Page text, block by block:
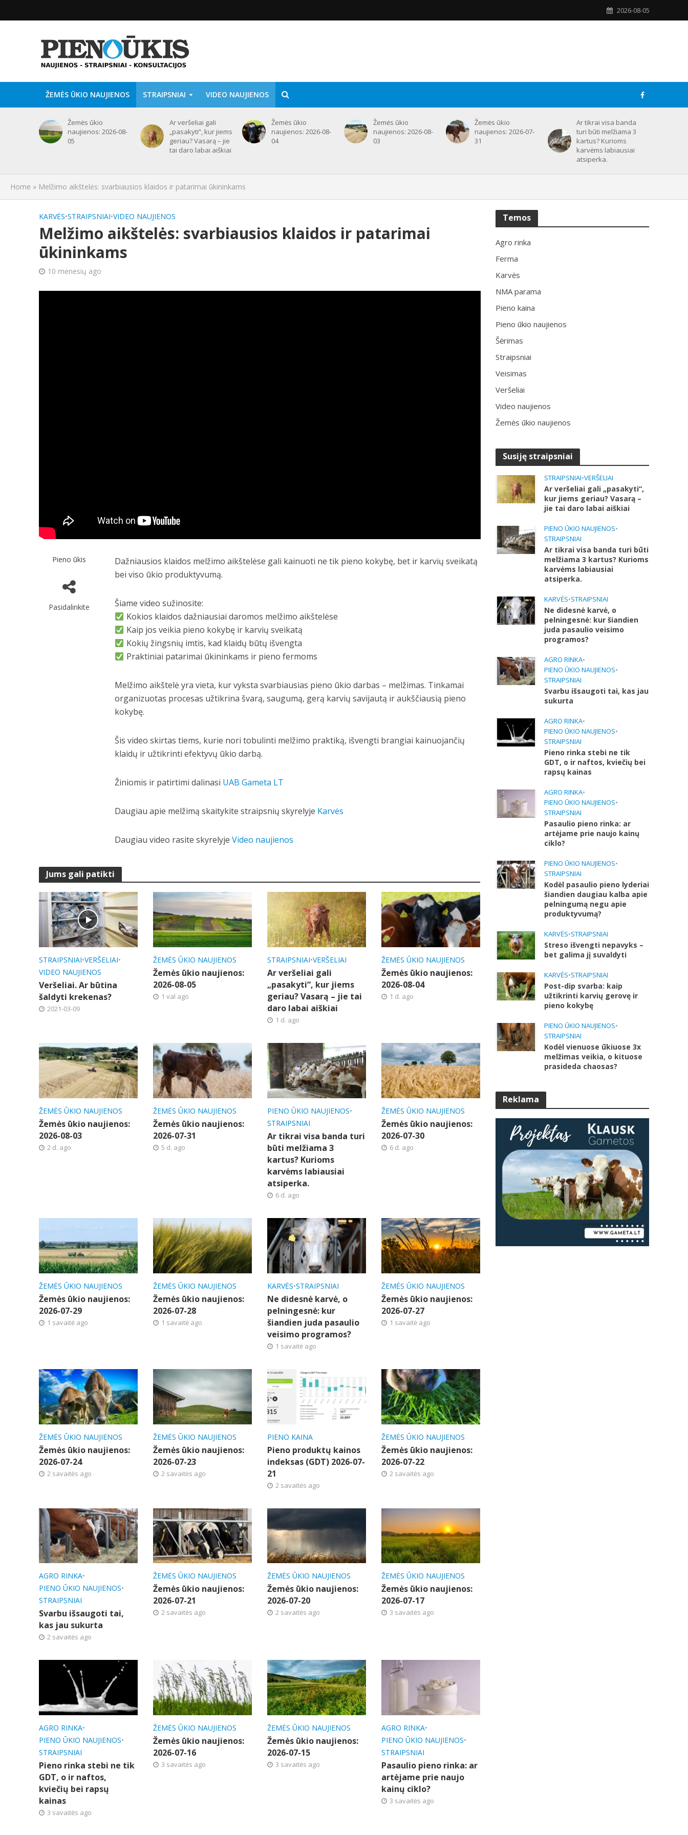
2026-08-05
ŽEMĖS ŪKIO NAUJIENOS STRAIPSNIAI VIDEO NAUJIENOS
Žemės ūkio
naujienos: 2026-08-
05
Ar veršeliai gali
„pasakyti“, kur jiems
geriau? Vasarą – jie
tai daro labai aiškiai
Žemės ūkio
naujienos: 2026-08-
04
Žemės ūkio
naujienos: 2026-08-
03
Žemės ūkio
naujienos: 2026-07-
31
Ar tikrai visa banda
turi būti melžiama 3
kartus? Kurioms
karvėms labiausiai
atsiperka.
Home » Melžimo aikštelės: svarbiausios klaidos ir patarimai ūkininkams
KARVĖS•STRAIPSNIAI•VIDEO NAUJIENOS
Melžimo aikštelės: svarbiausios klaidos ir patarimai
ūkininkams
10 mėnesių ago
Pieno ūkis
Pasidalinkite
Dažniausios klaidos melžimo aikštelėse gali kainuoti ne tik pieno kokybę, bet ir karvių sveikatą
bei viso ūkio produktyvumą.
Šiame video sužinosite:
Kokios klaidos dažniausiai daromos melžimo aikštelėse
Kaip jos veikia pieno kokybę ir karvių sveikatą
Kokių žingsnių imtis, kad klaidų būtų išvengta
Praktiniai patarimai ūkininkams ir pieno fermoms
Melžimo aikštelė yra vieta, kur vyksta svarbiausias pieno ūkio darbas – melžimas. Tinkamai
organizuotas procesas užtikrina švarą, saugumą, gerą karvių savijautą ir aukščiausią pieno
kokybę.
Šis video skirtas tiems, kurie nori tobulinti melžimo praktiką, išvengti brangiai kainuojančių
klaidų ir užtikrinti efektyvų ūkio darbą.
Žiniomis ir patirtimi dalinasi UAB Gameta LT
Daugiau apie melžimą skaitykite straipsnių skyrelyje Karvės
Daugiau video rasite skyrelyjeVideo naujienos
Jums gali patikti
STRAIPSNIAI•VERŠELIAI•
VIDEO NAUJIENOS
Veršeliai. Ar būtina
šaldyti krekenas?
2021-03-09
ŽEMĖS ŪKIO NAUJIENOS
Žemės ūkio naujienos:
2026-08-05
1 val ago
STRAIPSNIAI•VERŠELIAI
Ar veršeliai gali
„pasakyti“, kur jiems
geriau? Vasarą – jie tai
daro labai aiškiai
1 d. ago
ŽEMĖS ŪKIO NAUJIENOS
Žemės ūkio naujienos:
2026-08-04
1 d. ago
ŽEMĖS ŪKIO NAUJIENOS
Žemės ūkio naujienos:
2026-08-03
2 d. ago
ŽEMĖS ŪKIO NAUJIENOS
Žemės ūkio naujienos:
2026-07-31
5 d. ago
PIENO ŪKIO NAUJIENOS•
STRAIPSNIAI
Ar tikrai visa banda turi
būti melžiama 3
kartus? Kurioms
karvėms labiausiai
atsiperka.
6 d. ago
ŽEMĖS ŪKIO NAUJIENOS
Žemės ūkio naujienos:
2026-07-30
6 d. ago
ŽEMĖS ŪKIO NAUJIENOS
Žemės ūkio naujienos:
2026-07-29
1 savaitė ago
ŽEMĖS ŪKIO NAUJIENOS
Žemės ūkio naujienos:
2026-07-28
1 savaitė ago
KARVĖS•STRAIPSNIAI
Ne didesnė karvė, o
pelningesnė: kur
šiandien juda pasaulio
veisimo programos?
1 savaitė ago
ŽEMĖS ŪKIO NAUJIENOS
Žemės ūkio naujienos:
2026-07-27
1 savaitė ago
ŽEMĖS ŪKIO NAUJIENOS
Žemės ūkio naujienos:
2026-07-24
2 savaitės ago
ŽEMĖS ŪKIO NAUJIENOS
Žemės ūkio naujienos:
2026-07-23
2 savaitės ago
PIENO KAINA
Pieno produktų kainos
indeksas (GDT) 2026-07-
21
2 savaitės ago
ŽEMĖS ŪKIO NAUJIENOS
Žemės ūkio naujienos:
2026-07-22
2 savaitės ago
AGRO RINKA•
PIENO ŪKIO NAUJIENOS•
STRAIPSNIAI
Svarbu išsaugoti tai,
kas jau sukurta
2 savaitės ago
ŽEMĖS ŪKIO NAUJIENOS
Žemės ūkio naujienos:
2026-07-21
2 savaitės ago
ŽEMĖS ŪKIO NAUJIENOS
Žemės ūkio naujienos:
2026-07-20
2 savaitės ago
ŽEMĖS ŪKIO NAUJIENOS
Žemės ūkio naujienos:
2026-07-17
3 savaitės ago
AGRO RINKA•
PIENO ŪKIO NAUJIENOS•
STRAIPSNIAI
Pieno rinka stebi ne tik
GDT, o ir naftos,
kviečių bei rapsų
kainas
3 savaitės ago
ŽEMĖS ŪKIO NAUJIENOS
Žemės ūkio naujienos:
2026-07-16
3 savaitės ago
ŽEMĖS ŪKIO NAUJIENOS
Žemės ūkio naujienos:
2026-07-15
3 savaitės ago
AGRO RINKA•
PIENO ŪKIO NAUJIENOS•
STRAIPSNIAI
Pasaulio pieno rinka: ar
artėjame prie naujo
kainų ciklo?
3 savaitės ago
Temos
Agro rinka
Ferma
Karvės
NMA parama
Pieno kaina
Pieno ūkio naujienos
Šėrimas
Straipsniai
Veisimas
Veršeliai
Video naujienos
Žemės ūkio naujienos
Susiję straipsniai
STRAIPSNIAI•VERŠELIAI
Ar veršeliai gali „pasakyti“,
kur jiems geriau? Vasarą –
jie tai daro labai aiškiai
PIENO ŪKIO NAUJIENOS•
STRAIPSNIAI
Ar tikrai visa banda turi būti
melžiama 3 kartus? Kurioms
karvėms labiausiai
atsiperka.
KARVĖS•STRAIPSNIAI
Ne didesnė karvė, o
pelningesnė: kur šiandien
juda pasaulio veisimo
programos?
AGRO RINKA•
PIENO ŪKIO NAUJIENOS•
STRAIPSNIAI
Svarbu išsaugoti tai, kas jau
sukurta
AGRO RINKA•
PIENO ŪKIO NAUJIENOS•
STRAIPSNIAI
Pieno rinka stebi ne tik
GDT, o ir naftos, kviečių bei
rapsų kainas
AGRO RINKA•
PIENO ŪKIO NAUJIENOS•
STRAIPSNIAI
Pasaulio pieno rinka: ar
artėjame prie naujo kainų
ciklo?
PIENO ŪKIO NAUJIENOS•
STRAIPSNIAI
Kodėl pasaulio pieno lyderiai
šiandien daugiau kalba apie
pelningumą negu apie
produktyvumą?
KARVĖS•STRAIPSNIAI
Streso išvengti nepavyks –
bet galima jį suvaldyti
KARVĖS•STRAIPSNIAI
Post-dip svarba: kaip
užtikrinti karvių gerovę ir
pieno kokybę
PIENO ŪKIO NAUJIENOS•
STRAIPSNIAI
Kodėl vienuose ūkiuose 3x
melžimas veikia, o kituose
prasideda chaosas?
Reklama